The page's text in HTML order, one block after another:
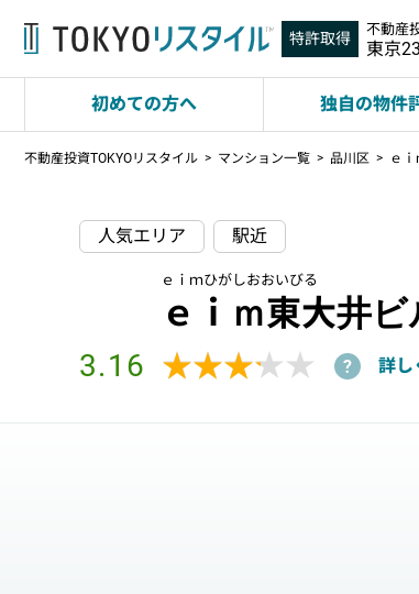
特許取得 不動産
東京
初めての方へ 独自の物件
不動産投資TOKYOリスタイル マンション一覧 品川区 ｅ
人気エリア 駅近
ｅｉｍひがしおおいびる
ｅｉｍ東大井ビ
3.16 ★★★★★
★★★★★ ? 詳し